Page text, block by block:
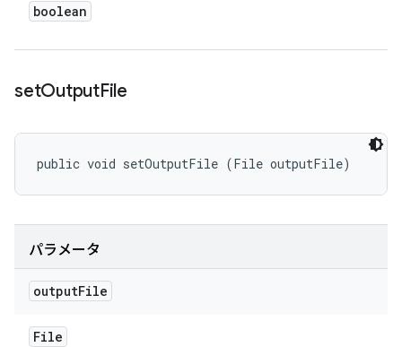
boolean
setOutputFile
public void setOutputFile (File outputFile)
パラメータ
outputFile
File